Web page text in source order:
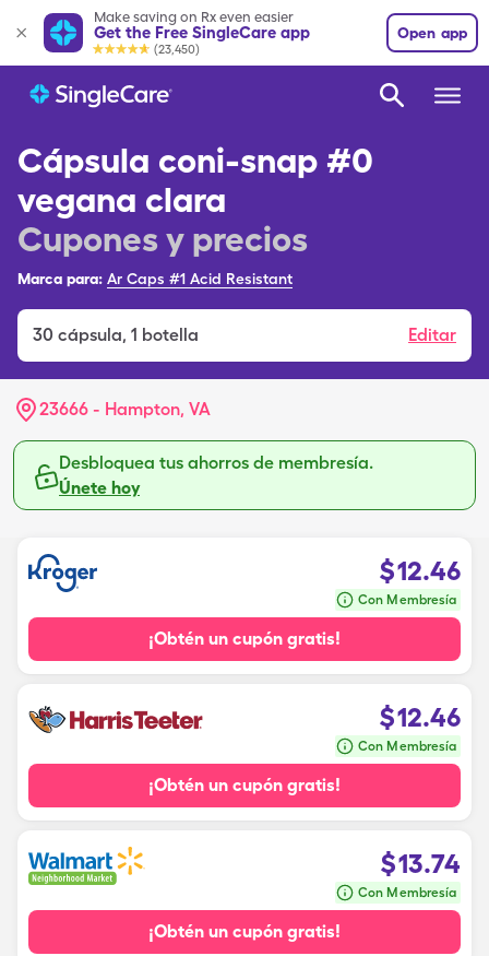
Make saving on Rx even easier
Get the Free SingleCare app
(23,450)
Open app
Cápsula coni-snap #0
vegana clara
Cupones y precios
Marca para: Ar Caps #1 Acid Resistant
30 cápsula, 1 botella Editar
23666 - Hampton, VA
Desbloquea tus ahorros de membresía.
Únete hoy
$12.46
Con Membresía
¡Obtén un cupón gratis!
$12.46
Con Membresía
¡Obtén un cupón gratis!
$13.74
Con Membresía
¡Obtén un cupón gratis!